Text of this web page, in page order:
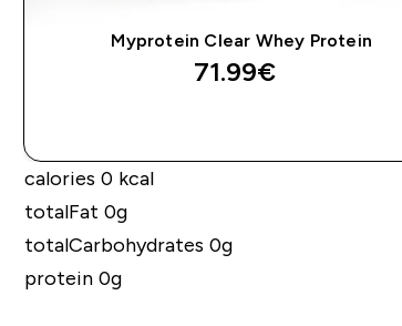
Myprotein Clear Whey Protein
71.99€‎
calories 0 kcal
totalFat 0g
totalCarbohydrates 0g
protein 0g